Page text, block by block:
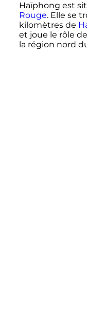
Haïphong est
Rouge. Elle se
kilomètres de
et joue le rôle
la région nord